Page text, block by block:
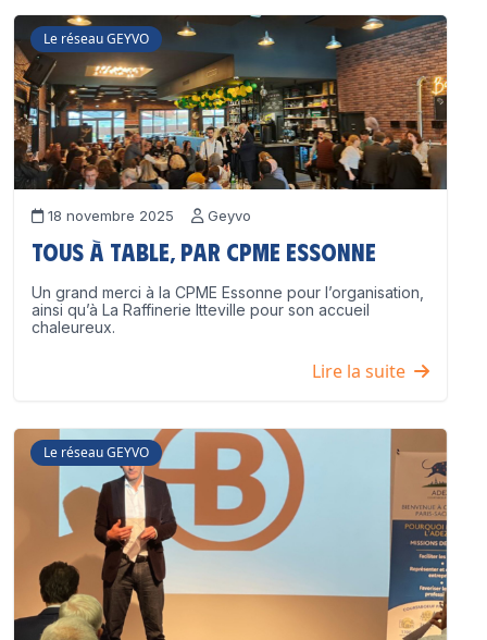
Le réseau GEYVO
18 novembre 2025 Geyvo
Tous à table, par CPME Essonne
Un grand merci à la CPME Essonne pour l’organisation,
ainsi qu’à La Raffinerie Itteville pour son accueil
chaleureux.
Lire la suite
Le réseau GEYVO